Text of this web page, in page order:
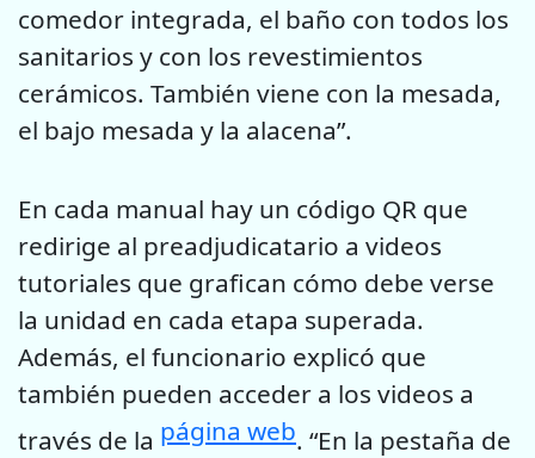
comedor integrada, el baño con todos los
sanitarios y con los revestimientos
cerámicos. También viene con la mesada,
el bajo mesada y la alacena”.
En cada manual hay un código QR que
redirige al preadjudicatario a videos
tutoriales que grafican cómo debe verse
la unidad en cada etapa superada.
Además, el funcionario explicó que
también pueden acceder a los videos a
través de la página web. “En la pestaña de